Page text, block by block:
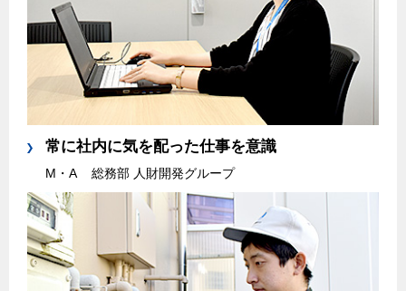
常に社内に気を配った仕事を意識
M・A 総務部 人財開発グループ